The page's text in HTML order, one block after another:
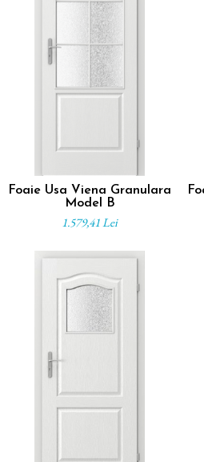
Foaie Usa Viena Granulara
Model B
1.579,41 Lei